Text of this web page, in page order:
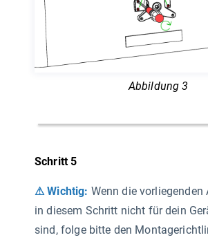
Abbildung 3
Schritt 5
⚠ Wichtig: Wenn die vorliegenden
in diesem Schritt nicht für dein
sind, folge bitte den